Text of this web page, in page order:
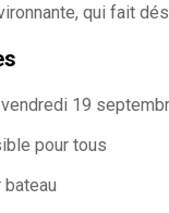
qui fait
19
pour tous
bateau